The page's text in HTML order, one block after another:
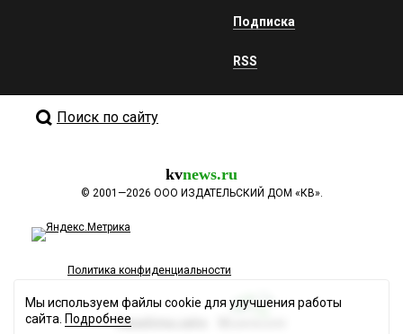
Подписка
RSS
Поиск по сайту
kvnews.ru
© 2001—2026 ООО ИЗДАТЕЛЬСКИЙ ДОМ «КВ».
Политика конфиденциальности
Разработка сайта
Мы используем файлы cookie для улучшения работы
сайта. Подробнее